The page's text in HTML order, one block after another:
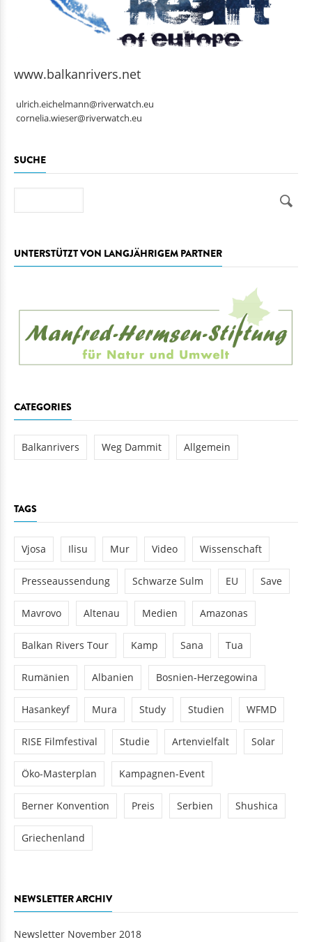
www.balkanrivers.net
ulrich.eichelmann@riverwatch.eu
cornelia.wieser@riverwatch.eu
SUCHE
UNTERSTÜTZT VON LANGJÄHRIGEM PARTNER
CATEGORIES
Balkanrivers Weg Dammit Allgemein
TAGS
Vjosa Ilisu Mur Video Wissenschaft
Presseaussendung Schwarze Sulm EU Save
Mavrovo Altenau Medien Amazonas
Balkan Rivers Tour Kamp Sana Tua
Rumänien Albanien Bosnien-Herzegowina
Hasankeyf Mura Study Studien WFMD
RISE Filmfestival Studie Artenvielfalt Solar
Öko-Masterplan Kampagnen-Event
Berner Konvention Preis Serbien Shushica
Griechenland
NEWSLETTER ARCHIV
Newsletter November 2018